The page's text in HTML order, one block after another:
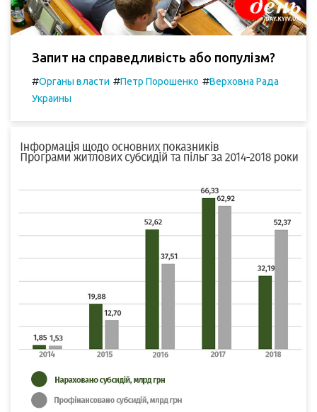
Запит на справедливість або популізм?
#Органы власти #Петр Порошенко #Верховна Рада
Украины